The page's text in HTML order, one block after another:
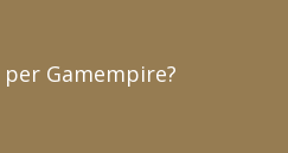
Gamempire?